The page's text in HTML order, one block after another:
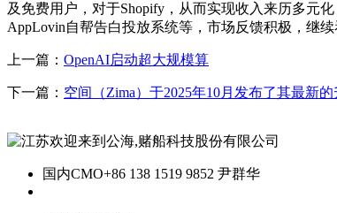
及免费用户，对于Shopify，从而实现收入来历多元化
AppLovin自帮告白投放系统等，市场反馈积极，继
上一篇： OpenAI启动超大规模算
下一篇： 空间（Zima）于2025年10月发布了其最新
国内CMO+86 138 1519 9852 尹群华